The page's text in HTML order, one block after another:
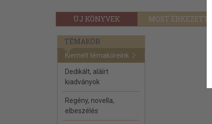
ÚJ KÖNYVEK MOST ÉRKEZETT
TÉMAKÖR
Kiemelt témaköreink
Dedikált, aláírt
kiadványok
Regény, novella,
elbeszélés